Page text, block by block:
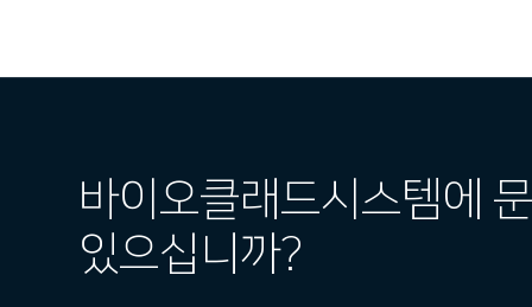
바이오클래드시스템에
있으십니까?